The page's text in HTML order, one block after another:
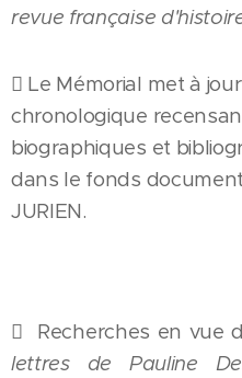
revue française
 Le Mémorial met à
chronologique
biographiques et
dans le fonds
JURIEN.
 Recherches en vue
lettres de Pauline